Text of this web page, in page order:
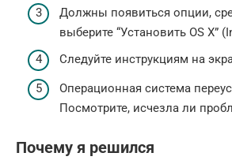
Должны появиться опции,
выберите “Установить OS X”
Следуйте инструкциям на
Операционная система
Посмотрите, исчезла ли
Почему я решился